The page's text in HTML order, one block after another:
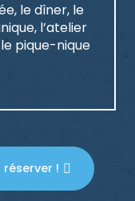
le dîner, le
l’atelier
pique-nique
!